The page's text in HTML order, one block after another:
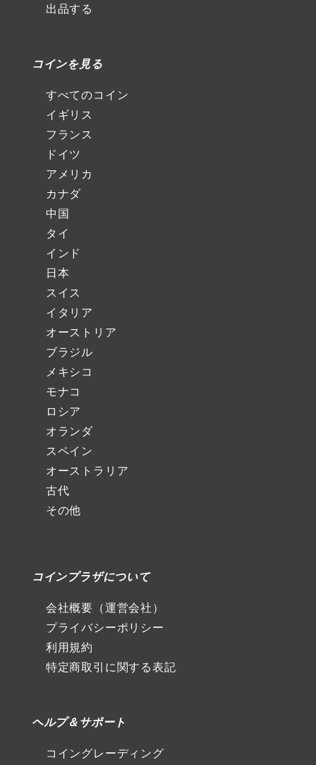
出品する
コインを見る
すべてのコイン
イギリス
フランス
ドイツ
アメリカ
カナダ
中国
タイ
インド
日本
スイス
イタリア
オーストリア
ブラジル
メキシコ
モナコ
ロシア
オランダ
スペイン
オーストラリア
古代
その他
コインプラザについて
会社概要（運営会社）
プライバシーポリシー
利用規約
特定商取引に関する表記
ヘルプ＆サポート
コイングレーディング